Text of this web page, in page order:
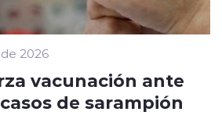
2026
vacunación ante
de sarampión